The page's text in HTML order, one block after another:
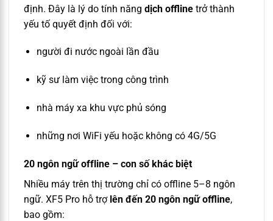
định. Đây là lý do tính năng dịch offline trở thành
yếu tố quyết định đối với:
người đi nước ngoài lần đầu
kỹ sư làm việc trong công trình
nhà máy xa khu vực phủ sóng
những nơi WiFi yếu hoặc không có 4G/5G
20 ngôn ngữ offline – con số khác biệt
Nhiều máy trên thị trường chỉ có offline 5–8 ngôn
ngữ. XF5 Pro hỗ trợ lên đến 20 ngôn ngữ offline,
bao gồm: